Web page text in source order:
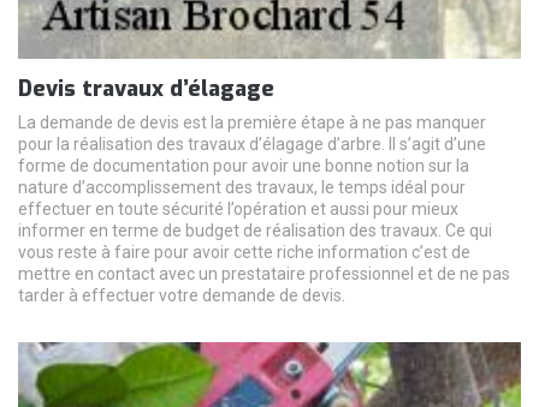
Devis travaux d’élagage
La demande de devis est la première étape à ne pas manquer
pour la réalisation des travaux d’élagage d’arbre. Il s’agit d’une
forme de documentation pour avoir une bonne notion sur la
nature d’accomplissement des travaux, le temps idéal pour
effectuer en toute sécurité l’opération et aussi pour mieux
informer en terme de budget de réalisation des travaux. Ce qui
vous reste à faire pour avoir cette riche information c’est de
mettre en contact avec un prestataire professionnel et de ne pas
tarder à effectuer votre demande de devis.